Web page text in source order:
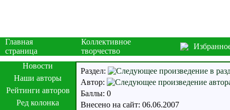
Главная
страница
Коллективное
творчество
Новости
Наши авторы
Рейтинги авторов
Ред колонка
Раздел:
Автор:
Баллы: 0
Внесено на сайт: 06.06.2007